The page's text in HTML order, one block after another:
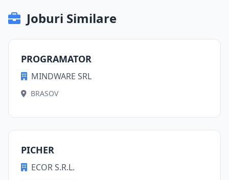
Joburi Similare
PROGRAMATOR
MINDWARE SRL
BRASOV
PICHER
ECOR S.R.L.